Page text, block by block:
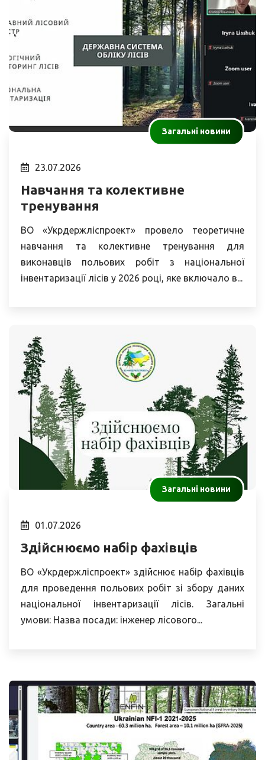
Загальні новини
23.07.2026
Навчання та колективне
тренування
ВО «Укрдержліспроект» провело теоретичне
навчання та колективне тренування для
виконавців польових робіт з національної
інвентаризації лісів у 2026 році, яке включало в...
Загальні новини
01.07.2026
Здійснюємо набір фахівців
ВО «Укрдержліспроект» здійснює набір фахівців
для проведення польових робіт зі збору даних
національної інвентаризації лісів. Загальні
умови: Назва посади: інженер лісового...